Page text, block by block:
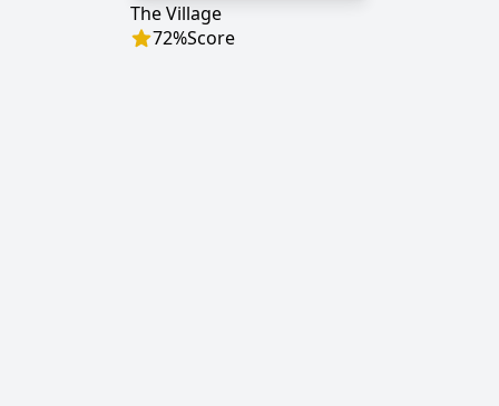
The Village
72%Score